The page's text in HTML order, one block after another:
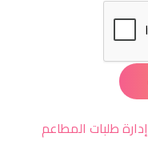
طلبات المطاعم